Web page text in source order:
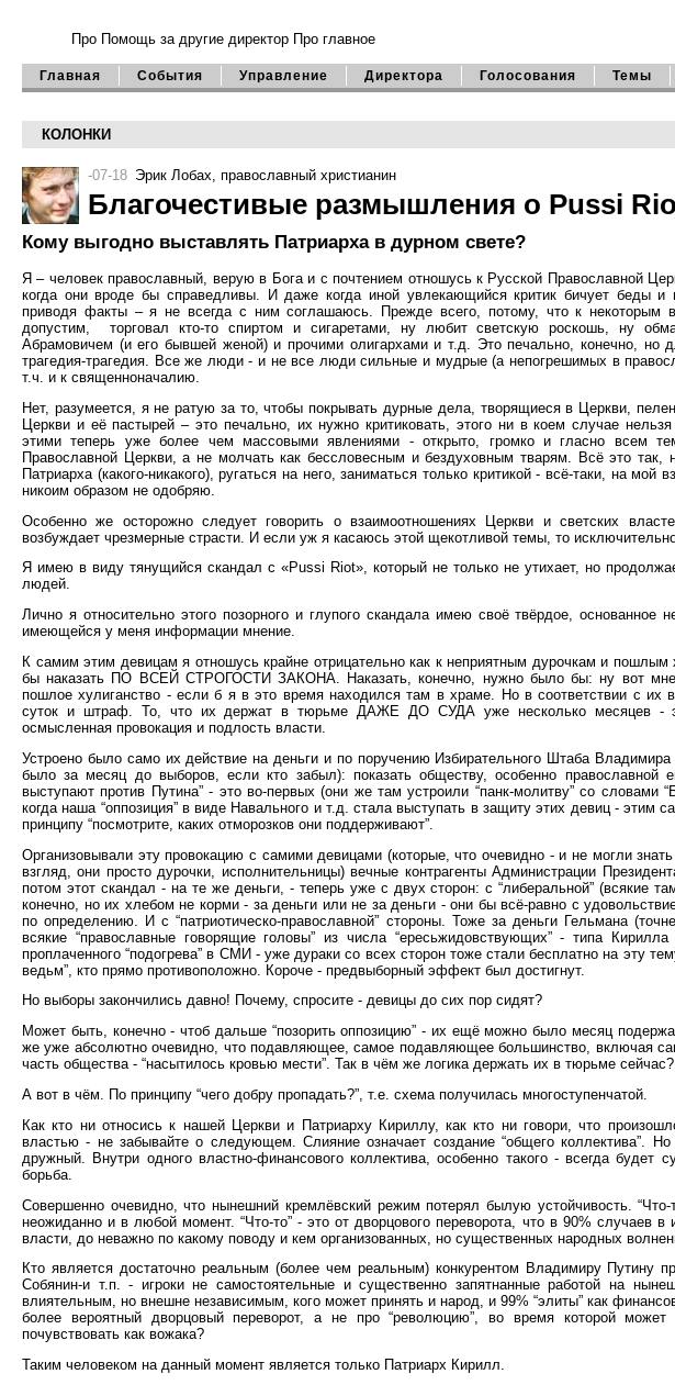
Про Помощь за другие директор Про главное
Главная События Управление Директора Голосования Темы
КОЛОНКИ
-07-18 Эрик Лобах, православный христианин
Благочестивые размышления о Pussi
Кому выгодно выставлять Патриарха в дурном свете?
Я – человек православный, верую в Бога и с почтением отношусь к Русской Православной
когда они вроде бы справедливы. И даже когда иной увлекающийся критик бичует беды и
приводя факты – я не всегда с ним соглашаюсь. Прежде всего, потому, что к некоторым
допустим, торговал кто-то спиртом и сигаретами, ну любит светскую роскошь, ну
Абрамовичем (и его бывшей женой) и прочими олигархами и т.д. Это печально, конечно, но
трагедия-трагедия. Все же люди - и не все люди сильные и мудрые (а непогрешимых в
т.ч. и к священноначалию.
Нет, разумеется, я не ратую за то, чтобы покрывать дурные дела, творящиеся в Церкви,
Церкви и её пастырей – это печально, их нужно критиковать, этого ни в коем случае
этими теперь уже более чем массовыми явлениями - открыто, громко и гласно всем
Православной Церкви, а не молчать как бессловесным и бездуховным тварям. Всё это так,
Патриарха (какого-никакого), ругаться на него, заниматься только критикой - всё-таки, на
никоим образом не одобряю.
Особенно же осторожно следует говорить о взаимоотношениях Церкви и светских
возбуждает чрезмерные страсти. И если уж я касаюсь этой щекотливой темы, то
Я имею в виду тянущийся скандал с «Pussi Riot», который не только не утихает, но
людей.
Лично я относительно этого позорного и глупого скандала имею своё твёрдое, основанное
имеющейся у меня информации мнение.
К самим этим девицам я отношусь крайне отрицательно как к неприятным дурочкам и
бы наказать ПО ВСЕЙ СТРОГОСТИ ЗАКОНА. Наказать, конечно, нужно было бы: ну вот мне
пошлое хулиганство - если б я в это время находился там в храме. Но в соответствии с их
суток и штраф. То, что их держат в тюрьме ДАЖЕ ДО СУДА уже несколько месяцев -
осмысленная провокация и подлость власти.
Устроено было само их действие на деньги и по поручению Избирательного Штаба
было за месяц до выборов, если кто забыл): показать обществу, особенно православной
выступают против Путина” - это во-первых (они же там устроили “панк-молитву” со словами
когда наша “оппозиция” в виде Навального и т.д. стала выступать в защиту этих девиц - этим
принципу “посмотрите, каких отморозков они поддерживают”.
Организовывали эту провокацию с самими девицами (которые, что очевидно - и не могли
взгляд, они просто дурочки, исполнительницы) вечные контрагенты Администрации
потом этот скандал - на те же деньги, - теперь уже с двух сторон: с “либеральной” (всякие
конечно, но их хлебом не корми - за деньги или не за деньги - они бы всё-равно с
по определению. И с “патриотическо-православной” стороны. Тоже за деньги Гельмана
всякие “православные говорящие головы” из числа “ересьжидовствующих” - типа
проплаченного “подогрева” в СМИ - уже дураки со всех сторон тоже стали бесплатно на эту
ведьм”, кто прямо противоположно. Короче - предвыборный эффект был достигнут.
Но выборы закончились давно! Почему, спросите - девицы до сих пор сидят?
Может быть, конечно - чтоб дальше “позорить оппозицию” - их ещё можно было месяц
же уже абсолютно очевидно, что подавляющее, самое подавляющее большинство, включая
часть общества - “насытилось кровью мести”. Так в чём же логика держать их в тюрьме сейчас?
А вот в чём. По принципу “чего добру пропадать?”, т.е. схема получилась многоступенчатой.
Как кто ни относись к нашей Церкви и Патриарху Кириллу, как кто ни говори, что
властью - не забывайте о следующем. Слияние означает создание “общего коллектива”. Но
дружный. Внутри одного властно-финансового коллектива, особенно такого - всегда будет
борьба.
Совершенно очевидно, что нынешний кремлёвский режим потерял былую устойчивость.
неожиданно и в любой момент. “Что-то” - это от дворцового переворота, что в 90% случаев
власти, до неважно по какому поводу и кем организованных, но существенных народных
Кто является достаточно реальным (более чем реальным) конкурентом Владимиру Путину
Собянин-и т.п. - игроки не самостоятельные и существенно запятнанные работой на
влиятельным, но внешне независимым, кого может принять и народ, и 99% “элиты” как
более вероятный дворцовый переворот, а не про “революцию”, во время которой может
почувствовать как вожака?
Таким человеком на данный момент является только Патриарх Кирилл.